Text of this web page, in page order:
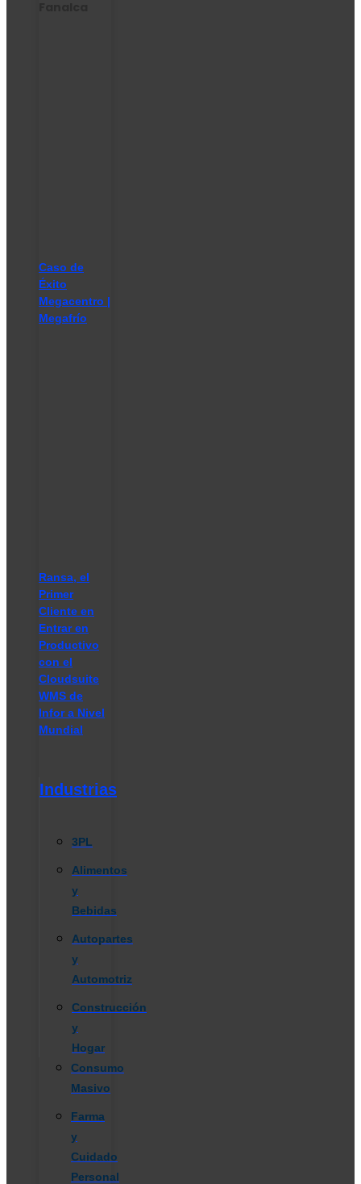
Caso de
Éxito
Megacentro |
Megafrío
Ransa, el
Primer
Cliente en
Entrar en
Productivo
con el
Cloudsuite
WMS de
Infor a Nivel
Mundial
Industrias
3PL
Alimentos
y
Bebidas
Autopartes
y
Automotriz
Construcción
y
Hogar
Consumo
Masivo
Farma
y
Cuidado
Personal